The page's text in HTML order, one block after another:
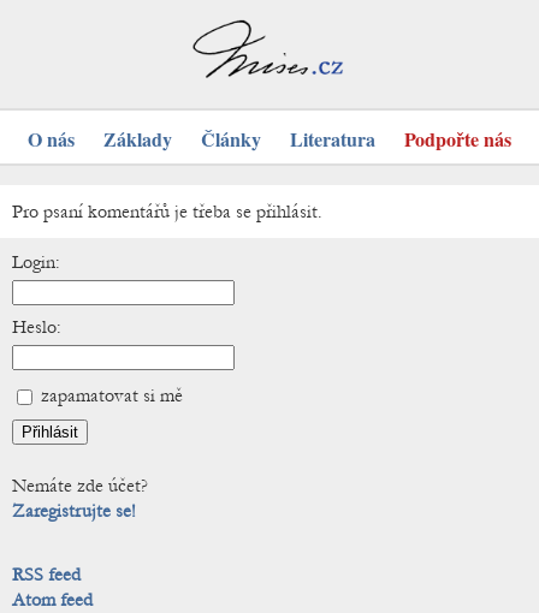
O nás Základy Články Literatura Podpořte nás
Pro psaní komentářů je třeba se přihlásit.
Login:
Heslo:
zapamatovat si mě
Nemáte zde účet?
Zaregistrujte se!
RSS feed
Atom feed